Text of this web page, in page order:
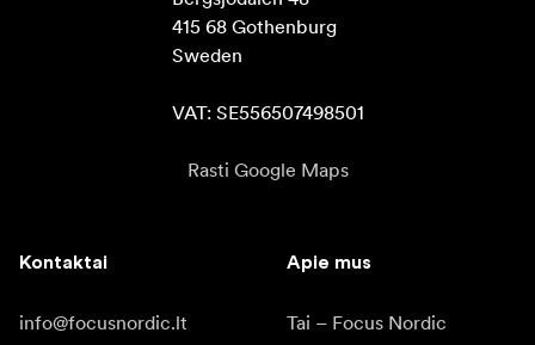
415 68 Gothenburg
Sweden
VAT: SE556507498501
Rasti Google Maps
Kontaktai
info@focusnordic.lt
Apie mus
Tai – Focus Nordic